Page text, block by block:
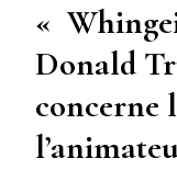
«
Donald
concerne